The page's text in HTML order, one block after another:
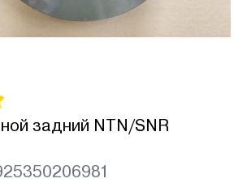
задний NTN/SNR